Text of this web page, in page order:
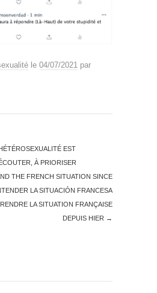
le 04/07/2021 par
EST
À PRIORISER
THE FRENCH SITUATION SINCE
LA SITUACIÓN FRANCESA
LA SITUATION FRANÇAISE
DEPUIS HIER →